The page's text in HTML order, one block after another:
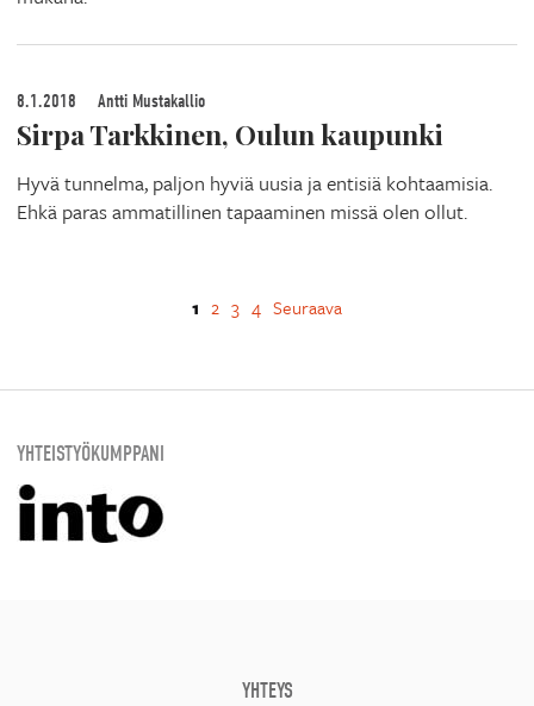
8.1.2018 Antti Mustakallio
Sirpa Tarkkinen, Oulun kaupunki
Hyvä tunnelma, paljon hyviä uusia ja entisiä kohtaamisia.
Ehkä paras ammatillinen tapaaminen missä olen ollut.
1 2 3 4 Seuraava
YHTEISTYÖKUMPPANI
YHTEYS